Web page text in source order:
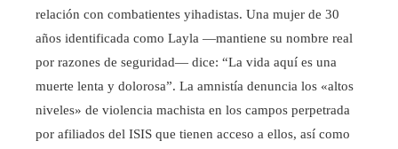
relación con combatientes yihadistas. Una mujer de 30
años identificada como Layla —mantiene su nombre real
por razones de seguridad— dice: “La vida aquí es una
muerte lenta y dolorosa”. La amnistía denuncia los «altos
niveles» de violencia machista en los campos perpetrada
por afiliados del ISIS que tienen acceso a ellos, así como